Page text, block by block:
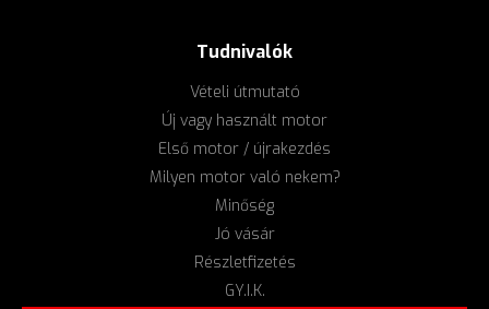
Tudnivalók
Vételi útmutató
Új vagy használt motor
Első motor / újrakezdés
Milyen motor való nekem?
Minőség
Jó vásár
Részletfizetés
GY.I.K.